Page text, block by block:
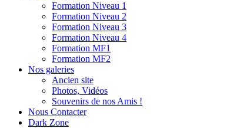
Formation Niveau 1
Formation Niveau 2
Formation Niveau 3
Formation Niveau 4
Formation MF1
Formation MF2
Nos galeries
Ancien site
Photos, Vidéos
Souvenirs de nos Amis !
Nous Contacter
Dark Zone